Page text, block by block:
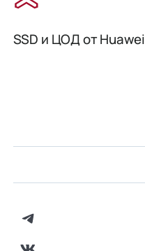
SSD и ЦОД от Huawei